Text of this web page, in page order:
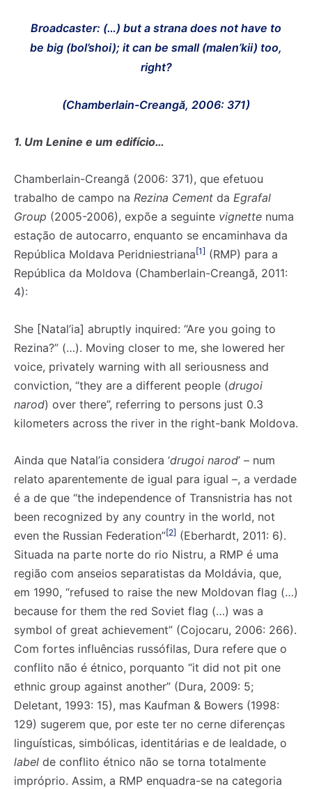
Broadcaster: (…) but a strana does not have to
be big (bol’shoi); it can be small (malen’kii) too,
right?
(Chamberlain-Creangă, 2006: 371)
1. Um Lenine e um edifício…
Chamberlain-Creangă (2006: 371), que efetuou
trabalho de campo na Rezina Cement da Egrafal
Group (2005-2006), expõe a seguinte vignette numa
estação de autocarro, enquanto se encaminhava da
República Moldava Peridniestriana[1] (RMP) para a
República da Moldova (Chamberlain-Creangă, 2011:
4):
She [Natal’ia] abruptly inquired: “Are you going to
Rezina?” (…). Moving closer to me, she lowered her
voice, privately warning with all seriousness and
conviction, “they are a different people (drugoi
narod) over there”, referring to persons just 0.3
kilometers across the river in the right-bank Moldova.
Ainda que Natal’ia considera ‘drugoi narod’ – num
relato aparentemente de igual para igual –, a verdade
é a de que “the independence of Transnistria has not
been recognized by any country in the world, not
even the Russian Federation”[2] (Eberhardt, 2011: 6).
Situada na parte norte do rio Nistru, a RMP é uma
região com anseios separatistas da Moldávia, que,
em 1990, “refused to raise the new Moldovan flag (…)
because for them the red Soviet flag (…) was a
symbol of great achievement” (Cojocaru, 2006: 266).
Com fortes influências russófilas, Dura refere que o
conflito não é étnico, porquanto “it did not pit one
ethnic group against another” (Dura, 2009: 5;
Deletant, 1993: 15), mas Kaufman & Bowers (1998:
129) sugerem que, por este ter no cerne diferenças
linguísticas, simbólicas, identitárias e de lealdade, o
label de conflito étnico não se torna totalmente
impróprio. Assim, a RMP enquadra-se na categoria